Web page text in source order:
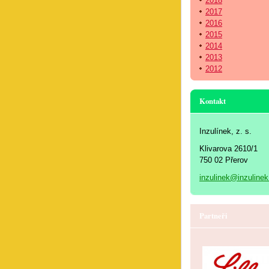
2017
2016
2015
2014
2013
2012
Kontakt
Inzulínek, z. s.
Klivarova 2610/1
750 02 Přerov
Partneři